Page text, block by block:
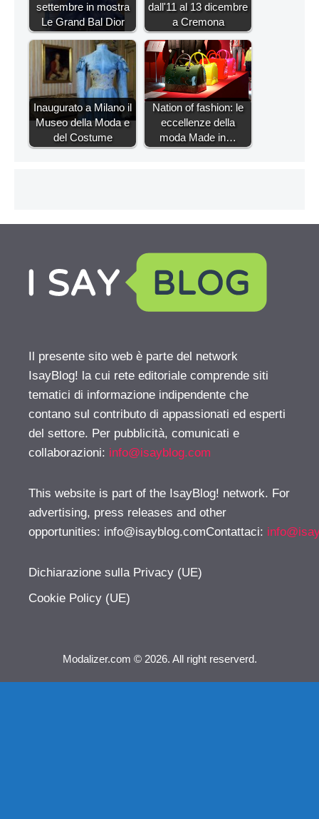
settembre in mostra
Le Grand Bal Dior
dall'11 al 13 dicembre
a Cremona
Inaugurato a Milano il
Museo della Moda e
del Costume
Nation of fashion: le
eccellenze della
moda Made in…
Il presente sito web è parte del network
IsayBlog! la cui rete editoriale comprende siti
tematici di informazione indipendente che
contano sul contributo di appassionati ed esperti
del settore. Per pubblicità, comunicati e
collaborazioni: info@isayblog.com
This website is part of the IsayBlog! network. For
advertising, press releases and other
opportunities: info@isayblog.comContattaci:
Dichiarazione sulla Privacy (UE)
Cookie Policy (UE)
Modalizer.com © 2026. All right reserverd.